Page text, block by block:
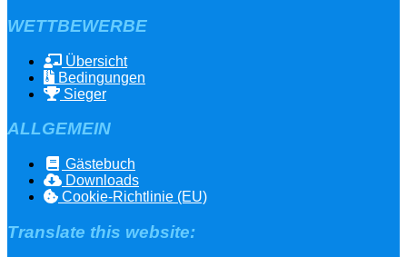
WETTBEWERBE
Übersicht
Bedingungen
Sieger
ALLGEMEIN
Gästebuch
Downloads
Cookie-Richtlinie (EU)
Translate this website: